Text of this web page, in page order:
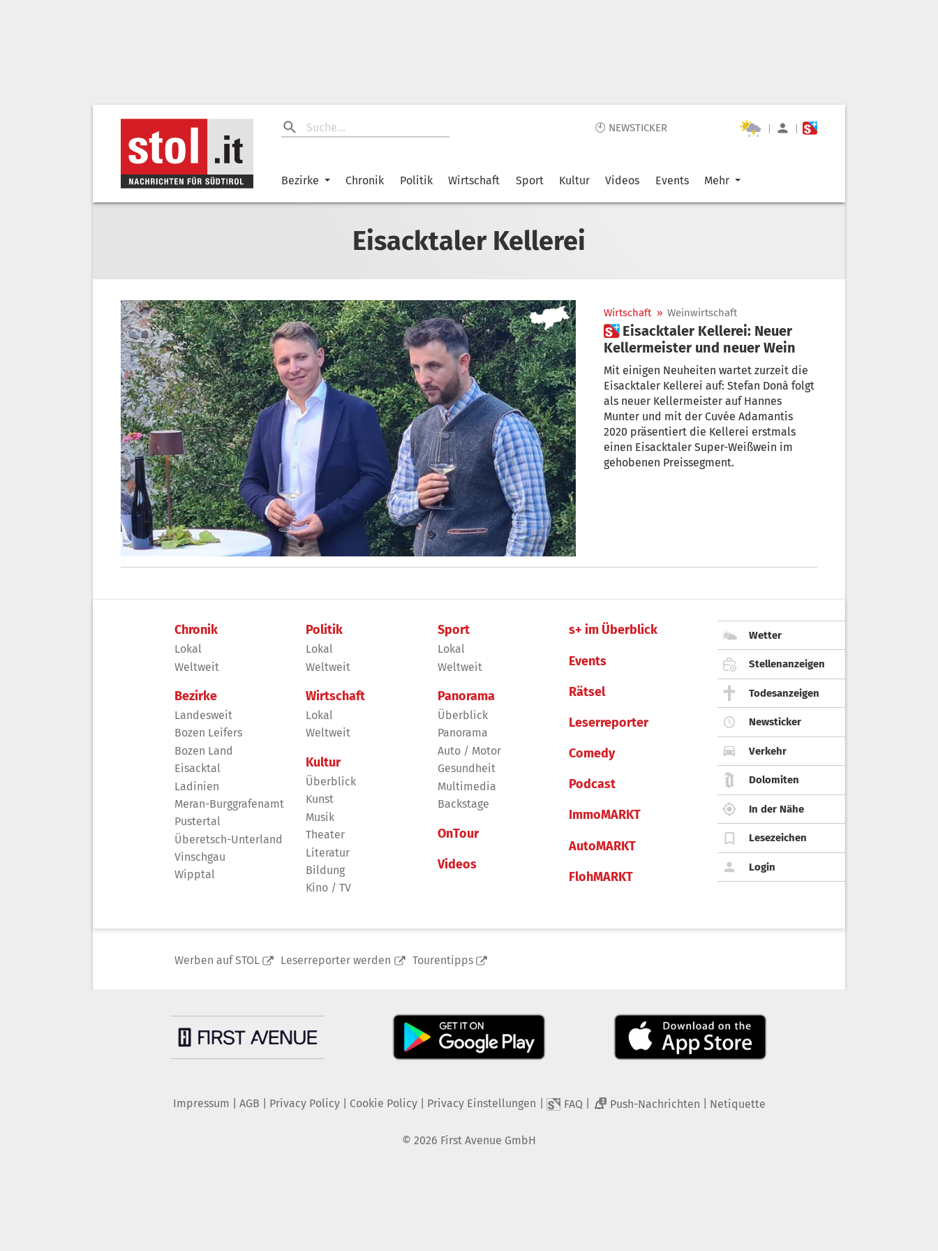
🕙 NEWSTICKER | |
Bezirke Chronik Politik Wirtschaft Sport Kultur Videos Events Mehr
Eisacktaler Kellerei
Wirtschaft » Weinwirtschaft
 Eisacktaler Kellerei: Neuer
Kellermeister und neuer Wein
Mit einigen Neuheiten wartet zurzeit die
Eisacktaler Kellerei auf: Stefan Donà folgt
als neuer Kellermeister auf Hannes
Munter und mit der Cuvée Adamantis
2020 präsentiert die Kellerei erstmals
einen Eisacktaler Super-Weißwein im
gehobenen Preissegment.
Chronik
Lokal
Weltweit
Bezirke
Landesweit
Bozen Leifers
Bozen Land
Eisacktal
Ladinien
Meran-Burggrafenamt
Pustertal
Überetsch-Unterland
Vinschgau
Wipptal
Politik
Lokal
Weltweit
Wirtschaft
Lokal
Weltweit
Kultur
Überblick
Kunst
Musik
Theater
Literatur
Bildung
Kino / TV
Sport
Lokal
Weltweit
Panorama
Überblick
Panorama
Auto / Motor
Gesundheit
Multimedia
Backstage
OnTour
Videos
s+ im Überblick
Events
Rätsel
Leserreporter
Comedy
Podcast
ImmoMARKT
AutoMARKT
FlohMARKT
Wetter
Stellenanzeigen
Todesanzeigen
Newsticker
Verkehr
Dolomiten
In der Nähe
Lesezeichen
Login
Werben auf STOL Leserreporter werden Tourentipps
Impressum AGB Privacy Policy| Cookie Policy| Privacy Einstellungen FAQ 2 Push-Nachrichten Netiquette
© 2026 First Avenue GmbH